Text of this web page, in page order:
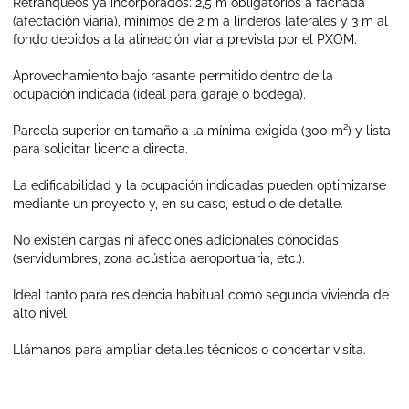
(afectación viaria), mínimos de 2 m a linderos laterales y 3 m al
fondo debidos a la alineación viaria prevista por el PXOM.
Aprovechamiento bajo rasante permitido dentro de la
ocupación indicada (ideal para garaje o bodega).
Parcela superior en tamaño a la mínima exigida (300 m²) y lista
para solicitar licencia directa.
La edificabilidad y la ocupación indicadas pueden optimizarse
mediante un proyecto y, en su caso, estudio de detalle.
No existen cargas ni afecciones adicionales conocidas
(servidumbres, zona acústica aeroportuaria, etc.).
Ideal tanto para residencia habitual como segunda vivienda de
alto nivel.
Llámanos para ampliar detalles técnicos o concertar visita.